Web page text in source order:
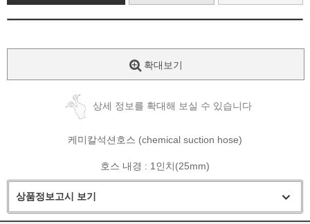
확대보기
상세 정보를 확대해 보실 수 있습니다
케미칼석션호스 (chemical suction hose)
호스 내경 : 1인치(25mm)
상품정보고시 보기